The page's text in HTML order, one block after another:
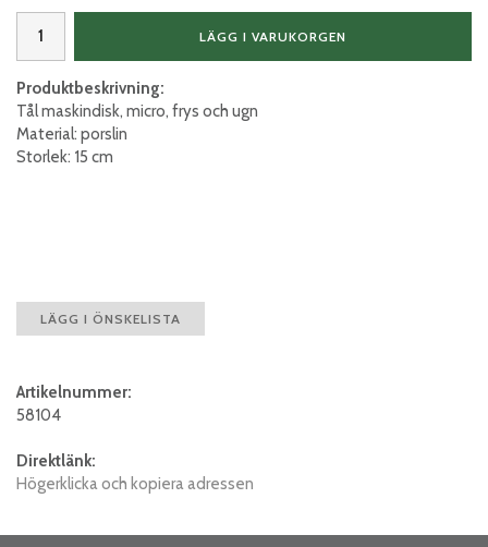
LÄGG I VARUKORGEN
Produktbeskrivning:
Tål maskindisk, micro, frys och ugn
Material: porslin
Storlek: 15 cm
LÄGG I ÖNSKELISTA
Artikelnummer:
58104
Direktlänk:
Högerklicka och kopiera adressen